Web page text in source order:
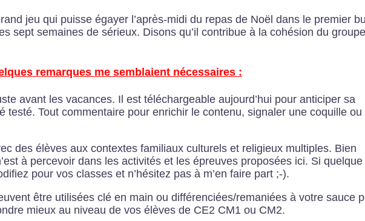
jeu qui puisse égayer l’après-midi du repas de Noël dans le premier
sept semaines de sérieux. Disons qu’il contribue à la cohésion du groupe
remarques me semblaient nécessaires :
avant les vacances. Il est téléchargeable aujourd’hui pour anticiper sa
testé. Tout commentaire pour enrichir le contenu, signaler une coquille ou
des élèves aux contextes familiaux culturels et religieux multiples. Bien
à percevoir dans les activités et les épreuves proposées ici. Si quelque
pour vos classes et n’hésitez pas à m’en faire part ;-).
être utilisées clé en main ou différenciées/remaniées à votre sauce
mieux au niveau de vos élèves de CE2 CM1 ou CM2.